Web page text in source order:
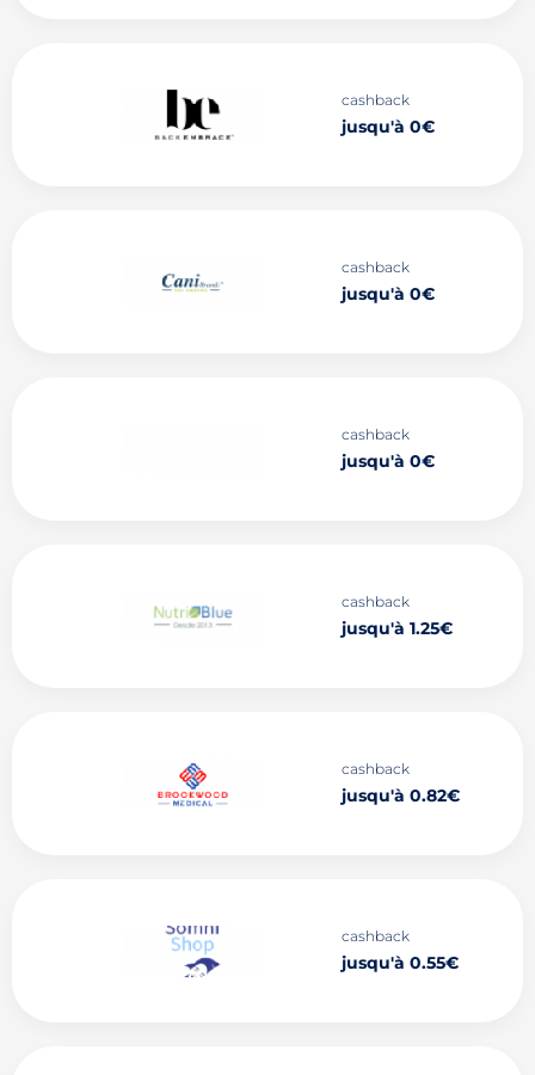
cashback
jusqu'à 0€
cashback
jusqu'à 0€
cashback
jusqu'à 0€
cashback
jusqu'à 1.25€
cashback
jusqu'à 0.82€
cashback
jusqu'à 0.55€